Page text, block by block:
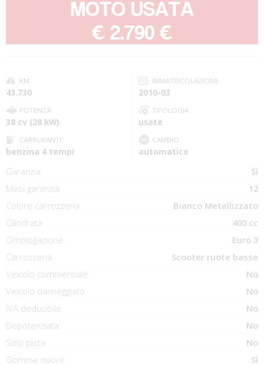
MOTO USATA
€ 2.790 €
KM
43.730
IMMATRICOLAZIONE
2010-03
POTENZA
38 cv (28 kW)
TIPOLOGIA
usate
CARBURANTE
benzina 4 tempi
CAMBIO
automatico
Garanzia
Sì
Mesi garanzia
12
Colore carrozzeria
Bianco Metallizzato
Cilindrata
400 cc
Omologazione
Euro 3
Carrozzeria
Scooter ruote basse
Veicolo commerciale
No
Veicolo danneggiato
No
IVA deducibile
No
Depotenziata
No
Solo pista
No
Gomme nuove
Sì